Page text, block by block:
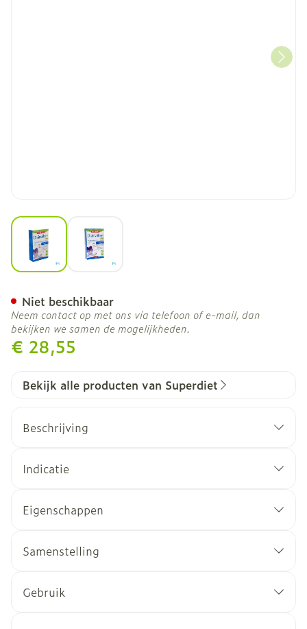
View larger imageView larger image
€ 28,55
Niet beschikbaar
Neem contact op met ons via telefoon of e-mail, dan
bekijken we samen de mogelijkheden.
Bekijk alle producten van Superdiet
Beschrijving
Berk draagt ​​bij aan het ontgiftingsproces van
Cichorei helpt de lever te beschermen tegen
Indicatie
Eigenschappen
Samenstelling
Gebruik